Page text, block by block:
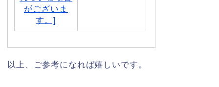
以上、ご参考になれば嬉しいです。